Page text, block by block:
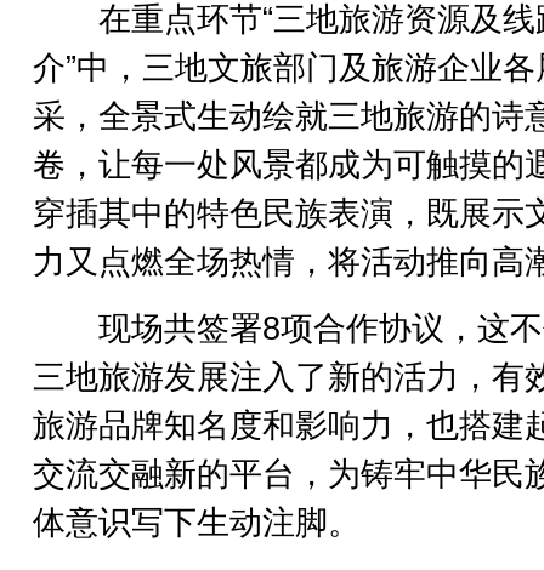
在重点环节“三地旅游资源及线
介”中，三地文旅部门及旅游企业
采，全景式生动绘就三地旅游的诗
卷，让每一处风景都成为可触摸的
穿插其中的特色民族表演，既展示
力又点燃全场热情，将活动推向高
现场共签署8项合作协议，这
三地旅游发展注入了新的活力，有
旅游品牌知名度和影响力，也搭建
交流交融新的平台，为铸牢中华民
体意识写下生动注脚。